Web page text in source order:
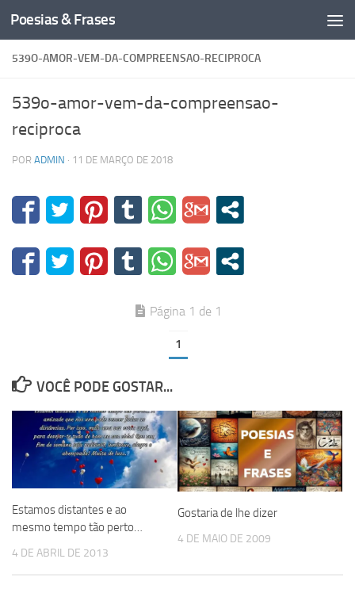
Skip to content
Poesias & Frases
539O-AMOR-VEM-DA-COMPREENSAO-RECIPROCA
539o-amor-vem-da-compreensao-
reciproca
POR ADMIN · 11 DE MARÇO DE 2018
Página 1 de 1
1
VOCÊ PODE GOSTAR...
Estamos distantes e ao
mesmo tempo tão perto…
4 DE ABRIL DE 2013
Gostaria de lhe dizer
4 DE MAIO DE 2009